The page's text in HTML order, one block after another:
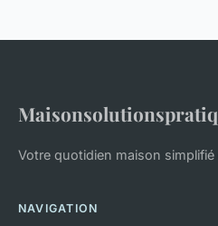
Votre quotidien maison simplifié
NAVIGATION